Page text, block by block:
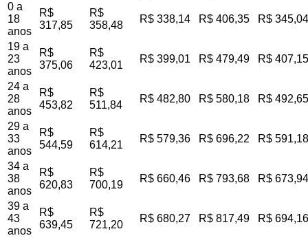
0 a
18
anos
R$
317,85
R$
358,48
R$ 338,14 R$ 406,35 R$ 345,04
19 a
23
anos
R$
375,06
R$
423,01
R$ 399,01 R$ 479,49 R$ 407,15
24 a
28
anos
R$
453,82
R$
511,84
R$ 482,80 R$ 580,18 R$ 492,65
29 a
33
anos
R$
544,59
R$
614,21
R$ 579,36 R$ 696,22 R$ 591,18
34 a
38
anos
R$
620,83
R$
700,19
R$ 660,46 R$ 793,68 R$ 673,94
39 a
43
anos
R$
639,45
R$
721,20
R$ 680,27 R$ 817,49 R$ 694,16